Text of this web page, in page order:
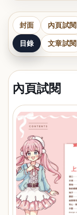
封面 內頁試閱
目錄 文章試閱
內頁試閱
‹